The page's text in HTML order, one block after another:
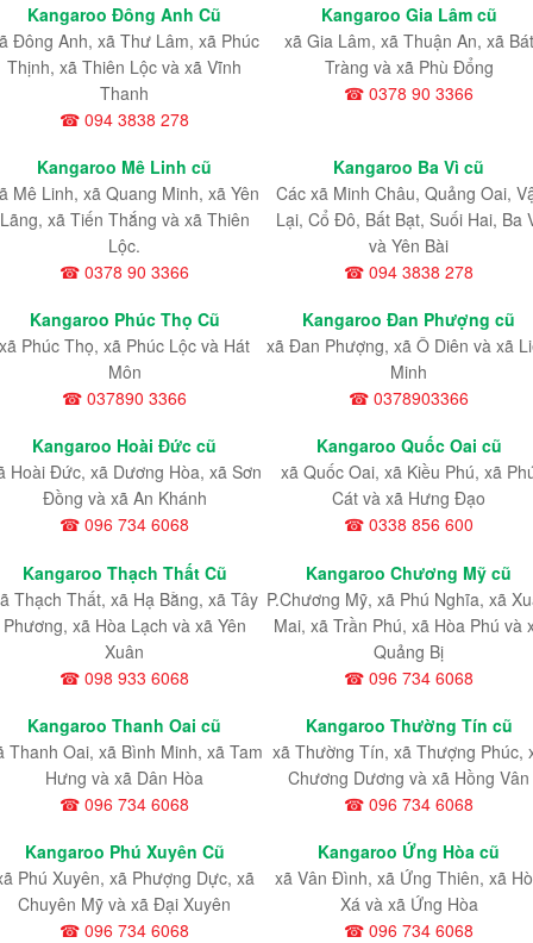
Kangaroo Đông Anh Cũ
Đông Anh, xã Thư Lâm, xã Phúc
Thịnh, xã Thiên Lộc và xã Vĩnh
Thanh
☎ 094 3838 278
Kangaroo Gia Lâm cũ
xã Gia Lâm, xã Thuận An, xã Bát
Tràng và xã Phù Đổng
☎ 0378 90 3366
Kangaroo Mê Linh cũ
Mê Linh, xã Quang Minh, xã Yên
Lãng, xã Tiến Thắng và xã Thiên
Lộc.
☎ 0378 90 3366
Kangaroo Ba Vì cũ
Các xã Minh Châu, Quảng Oai,
Lại, Cổ Đô, Bất Bạt, Suối Hai, Ba
và Yên Bài
☎ 094 3838 278
Kangaroo Phúc Thọ Cũ
xã Phúc Thọ, xã Phúc Lộc và Hát
Môn
☎ 037890 3366
Kangaroo Đan Phượng cũ
xã Đan Phượng, xã Ô Diên và xã
Minh
☎ 0378903366
Kangaroo Hoài Đức cũ
Hoài Đức, xã Dương Hòa, xã Sơn
Đồng và xã An Khánh
☎ 096 734 6068
Kangaroo Quốc Oai cũ
xã Quốc Oai, xã Kiều Phú, xã
Cát và xã Hưng Đạo
☎ 0338 856 600
Kangaroo Thạch Thất Cũ
Thạch Thất, xã Hạ Bằng, xã Tây
Phương, xã Hòa Lạch và xã Yên
Xuân
☎ 098 933 6068
Kangaroo Chương Mỹ cũ
P.Chương Mỹ, xã Phú Nghĩa, xã
Mai, xã Trần Phú, xã Hòa Phú và
Quảng Bị
☎ 096 734 6068
Kangaroo Thanh Oai cũ
Thanh Oai, xã Bình Minh, xã Tam
Hưng và xã Dân Hòa
☎ 096 734 6068
Kangaroo Thường Tín cũ
xã Thường Tín, xã Thượng Phúc,
Chương Dương và xã Hồng Vân
☎ 096 734 6068
Kangaroo Phú Xuyên Cũ
Phú Xuyên, xã Phượng Dực, xã
Chuyên Mỹ và xã Đại Xuyên
☎ 096 734 6068
Kangaroo Ứng Hòa cũ
xã Vân Đình, xã Ứng Thiên, xã
Xá và xã Ứng Hòa
☎ 096 734 6068